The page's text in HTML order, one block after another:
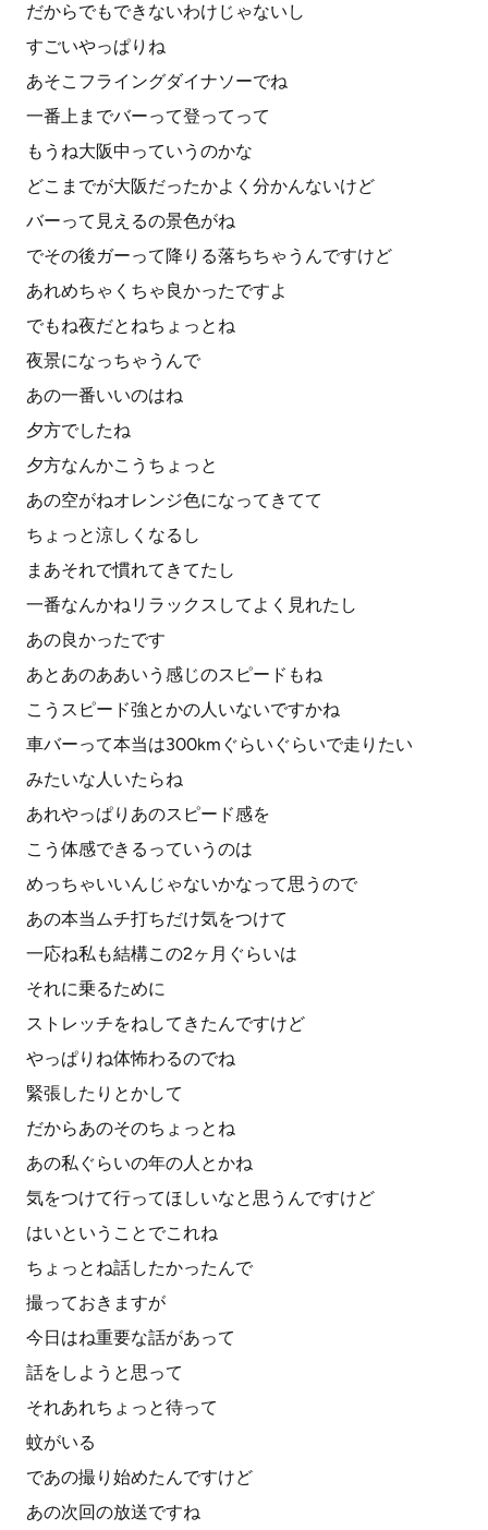
だからでもできないわけじゃないし
すごいやっぱりね
あそこフライングダイナソーでね
一番上までバーって登ってって
もうね大阪中っていうのかな
どこまでが大阪だったかよく分かんないけど
バーって見えるの景色がね
でその後ガーって降りる落ちちゃうんですけど
あれめちゃくちゃ良かったですよ
でもね夜だとねちょっとね
夜景になっちゃうんで
あの一番いいのはね
夕方でしたね
夕方なんかこうちょっと
あの空がねオレンジ色になってきてて
ちょっと涼しくなるし
まあそれで慣れてきてたし
一番なんかねリラックスしてよく見れたし
あの良かったです
あとあのああいう感じのスピードもね
こうスピード強とかの人いないですかね
車バーって本当は300kmぐらいぐらいで走りたい
みたいな人いたらね
あれやっぱりあのスピード感を
こう体感できるっていうのは
めっちゃいいんじゃないかなって思うので
あの本当ムチ打ちだけ気をつけて
一応ね私も結構この2ヶ月ぐらいは
それに乗るために
ストレッチをねしてきたんですけど
やっぱりね体怖わるのでね
緊張したりとかして
だからあのそのちょっとね
あの私ぐらいの年の人とかね
気をつけて行ってほしいなと思うんですけど
はいということでこれね
ちょっとね話したかったんで
撮っておきますが
今日はね重要な話があって
話をしようと思って
それあれちょっと待って
蚊がいる
であの撮り始めたんですけど
あの次回の放送ですね